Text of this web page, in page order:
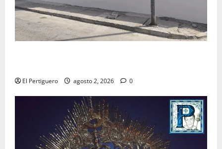
El Pertiguero agosto 2, 2026 0